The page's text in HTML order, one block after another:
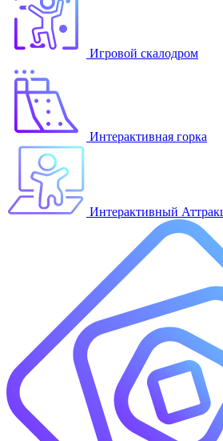
Игровой скалодром
Интерактивная горка
Интерактивный